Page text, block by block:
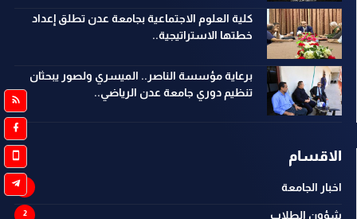
كلية العلوم الاجتماعية بجامعة عدن تطلق إعداد
خطتها الاستراتيجية..
برعاية مؤسسة الناصر.. الميسري ولصور يبحثان
تنظيم دوري جامعة عدن الرياضي..
الاقسام
اخبار الجامعة
شؤون الطلاب